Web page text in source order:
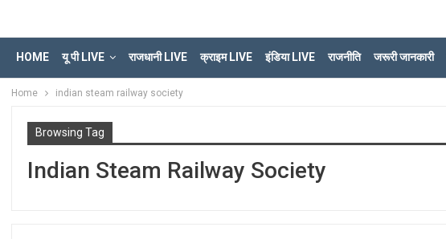
HOME यू पी LIVE राजधानी LIVE क्राइम LIVE इंडिया LIVE राजनीति जरूरी जानकारी
Home indian steam railway society
Browsing Tag
Indian Steam Railway Society